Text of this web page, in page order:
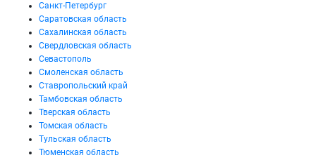
Санкт-Петербург
Саратовская область
Сахалинская область
Свердловская область
Севастополь
Смоленская область
Ставропольский край
Тамбовская область
Тверская область
Томская область
Тульская область
Тюменская область